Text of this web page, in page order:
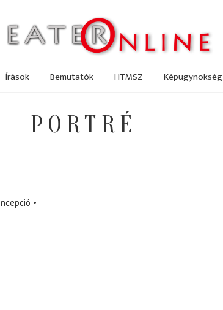
Írások Bemutatók HTMSZ Képügynökség
PORTRÉ